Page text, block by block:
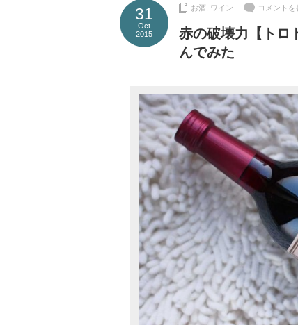
31
Oct
2015
お酒 ワイン コメントを
赤の破壊力【トロ
んでみた